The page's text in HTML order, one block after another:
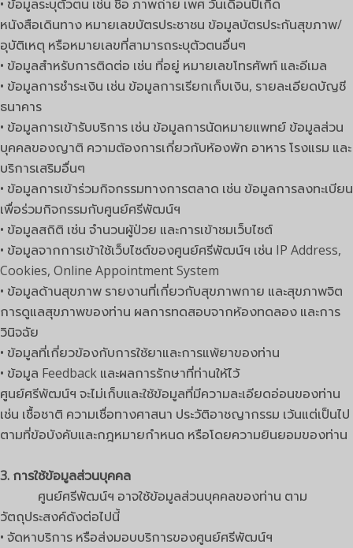
• ข้อมูลระบุตัวตน เช่น ชื่อ ภาพถ่าย เพศ วันเดือนปีเกิด
หนังสือเดินทาง หมายเลขบัตรประชาชน ข้อมูลบัตรประกันสุขภาพ/
อุบัติเหตุ หรือหมายเลขที่สามารถระบุตัวตนอื่นๆ
• ข้อมูลสำหรับการติดต่อ เช่น ที่อยู่ หมายเลขโทรศัพท์ และอีเมล
• ข้อมูลการชำระเงิน เช่น ข้อมูลการเรียกเก็บเงิน, รายละเอียดบัญชี
ธนาคาร
• ข้อมูลการเข้ารับบริการ เช่น ข้อมูลการนัดหมายแพทย์ ข้อมูลส่วน
บุคคลของญาติ ความต้องการเกี่ยวกับห้องพัก อาหาร โรงแรม และ
บริการเสริมอื่นๆ
• ข้อมูลการเข้าร่วมกิจกรรมทางการตลาด เช่น ข้อมูลการลงทะเบียน
เพื่อร่วมกิจกรรมกับศูนย์ศรีพัฒน์ฯ
• ข้อมูลสถิติ เช่น จำนวนผู้ป่วย และการเข้าชมเว็บไซต์
• ข้อมูลจากการเข้าใช้เว็บไซต์ของศูนย์ศรีพัฒน์ฯ เช่น IP Address,
Cookies, Online Appointment System
• ข้อมูลด้านสุขภาพ รายงานที่เกี่ยวกับสุขภาพกาย และสุขภาพจิต
การดูแลสุขภาพของท่าน ผลการทดสอบจากห้องทดลอง และการ
วินิจฉัย
• ข้อมูลที่เกี่ยวข้องกับการใช้ยาและการแพ้ยาของท่าน
• ข้อมูล Feedback และผลการรักษาที่ท่านให้ไว้
ศูนย์ศรีพัฒน์ฯ จะไม่เก็บและใช้ข้อมูลที่มีความละเอียดอ่อนของท่าน
เช่น เชื้อชาติ ความเชื่อทางศาสนา ประวัติอาชญากรรม เว้นแต่เป็นไป
ตามที่ข้อบังคับและกฎหมายกำหนด หรือโดยความยินยอมของท่าน
3. การใช้ข้อมูลส่วนบุคคล
ศูนย์ศรีพัฒน์ฯ อาจใช้ข้อมูลส่วนบุคคลของท่าน ตาม
วัตถุประสงค์ดังต่อไปนี้
• จัดหาบริการ หรือส่งมอบบริการของศูนย์ศรีพัฒน์ฯ